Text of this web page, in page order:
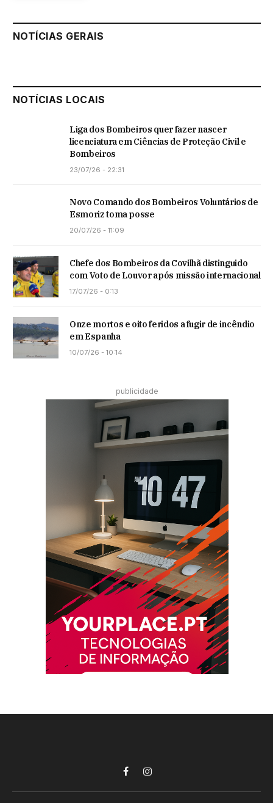
NOTÍCIAS GERAIS
NOTÍCIAS LOCAIS
Liga dos Bombeiros quer fazer nascer
licenciatura em Ciências de Proteção Civil e
Bombeiros
23/07/26 - 22:31
Novo Comando dos Bombeiros Voluntários de
Esmoriz toma posse
20/07/26 - 11:09
Chefe dos Bombeiros da Covilhã distinguido
com Voto de Louvor após missão internacional
17/07/26 - 0:13
Onze mortos e oito feridos a fugir de incêndio
em Espanha
10/07/26 - 10:14
publicidade
FacebookInstagram